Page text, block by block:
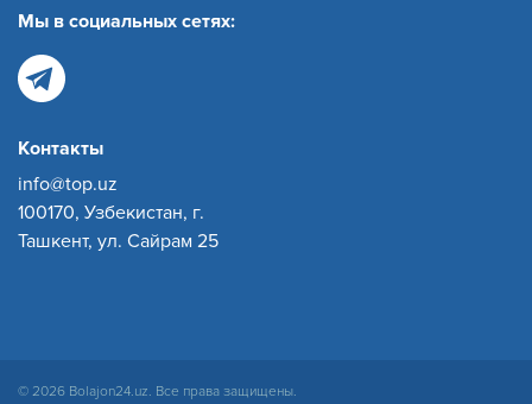
Мы в социальных сетях:
Контакты
info@top.uz
100170, Узбекистан, г.
Ташкент, ул. Сайрам 25
© 2026 Bolajon24.uz. Все права защищены.